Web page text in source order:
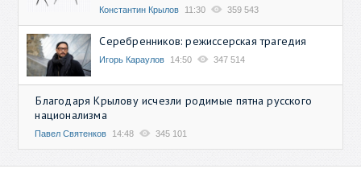
Константин Крылов 11:30 359 543
Серебренников: режиссерская трагедия
Игорь Караулов 14:50 347 514
Благодаря Крылову исчезли родимые пятна русского
национализма
Павел Святенков 14:48 345 101